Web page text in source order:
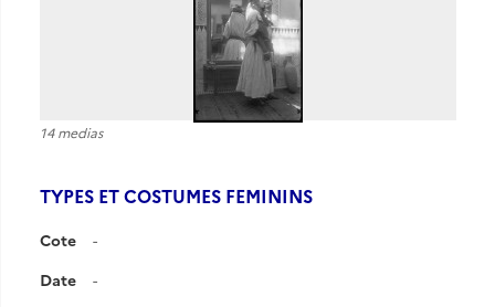
14 medias
TYPES ET COSTUMES FEMININS
Cote
-
Date
-